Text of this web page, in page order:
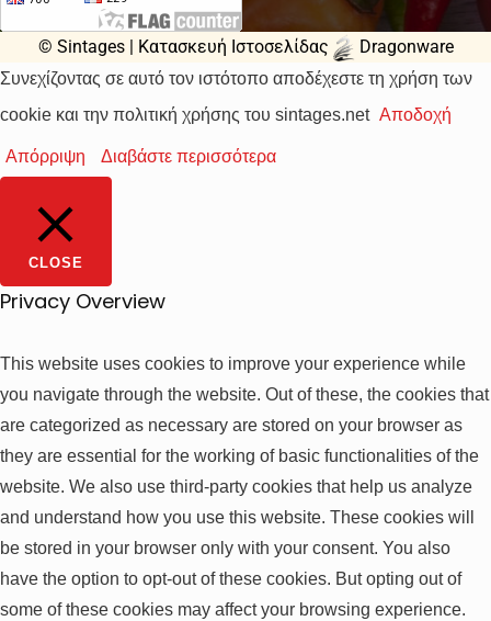
© Sintages | Κατασκευή Ιστοσελίδας Dragonware
Συνεχίζοντας σε αυτό τον ιστότοπο αποδέχεστε τη χρήση των
cookie και την πολιτική χρήσης του sintages.net Αποδοχή
Απόρριψη Διαβάστε περισσότερα
CLOSE
Privacy Overview
This website uses cookies to improve your experience while
you navigate through the website. Out of these, the cookies that
are categorized as necessary are stored on your browser as
they are essential for the working of basic functionalities of the
website. We also use third-party cookies that help us analyze
and understand how you use this website. These cookies will
be stored in your browser only with your consent. You also
have the option to opt-out of these cookies. But opting out of
some of these cookies may affect your browsing experience.